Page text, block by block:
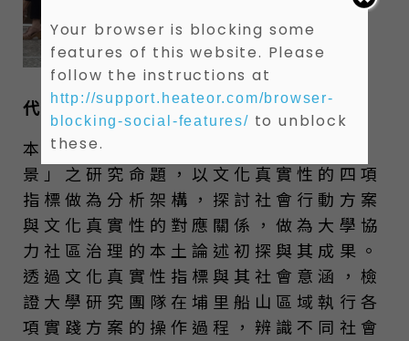
代結語
本文聚焦「大學協力社區生產觀光地
景」之研究命題，以文化真實性的四項
指標做為分析架構，探討社會行動方案
與文化真實性的對應關係，做為大學協
力社區治理的本土論述初探與其成果。
透過文化真實性指標與其社會意涵，檢
證大學研究團隊在埔里船山區域執行各
項實踐方案的操作過程，辨識不同社會
Your browser is blocking some
features of this website. Please
follow the instructions at
http://support.heateor.com/browser-
blocking-social-features/ to unblock
these.